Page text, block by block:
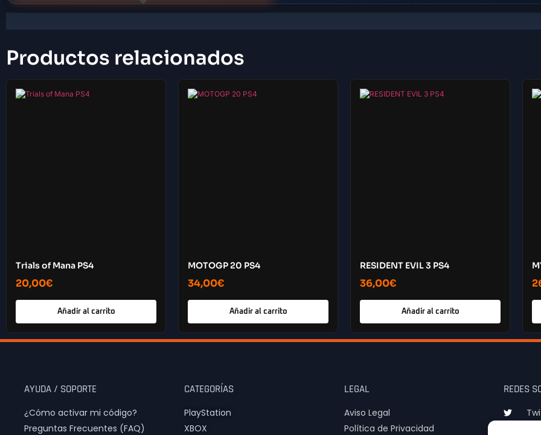
Productos relacionados
Trials of Mana PS4
20,00€
Añadir al carrito
MOTOGP 20 PS4
34,00€
Añadir al carrito
RESIDENT EVIL 3 PS4
36,00€
Añadir al carrito
AYUDA / SOPORTE
¿Cómo activar mi código?
Preguntas Frecuentes (FAQ)
CATEGORÍAS
PlayStation
XBOX
LEGAL
Aviso Legal
Política de Privacidad
REDES